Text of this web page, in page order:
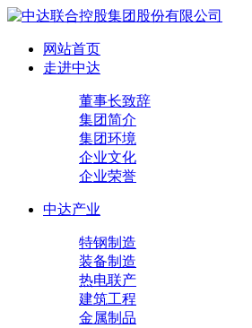
网站首页
走进中达
董事长致辞
集团简介
集团环境
企业文化
企业荣誉
中达产业
特钢制造
装备制造
热电联产
建筑工程
金属制品